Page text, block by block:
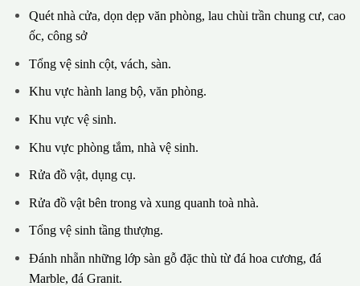
Quét nhà cửa, dọn dẹp văn phòng, lau chùi trần chung cư, cao
ốc, công sở
Tổng vệ sinh cột, vách, sàn.
Khu vực hành lang bộ, văn phòng.
Khu vực vệ sinh.
Khu vực phòng tắm, nhà vệ sinh.
Rửa đồ vật, dụng cụ.
Rửa đồ vật bên trong và xung quanh toà nhà.
Tổng vệ sinh tầng thượng.
Đánh nhẵn những lớp sàn gỗ đặc thù từ đá hoa cương, đá
Marble, đá Granit.